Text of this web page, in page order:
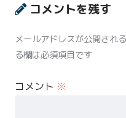
コメントを残す
メールアドレスが公開され
る欄は必須項目です
コメント ※